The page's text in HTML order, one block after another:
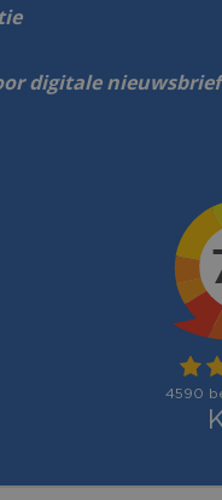
digitale nieuwsbrief